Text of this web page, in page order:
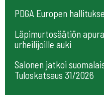
PDGA Europen
Läpimurtosäätiön
urheilijoille auki
Salonen jatkoi
Tuloskatsaus 31/2026